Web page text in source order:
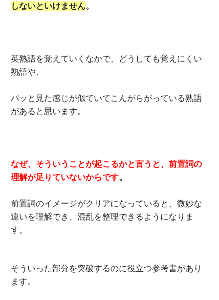
しないといけません。
英熟語を覚えていくなかで、どうしても覚えにくい
熟語や、
パッと見た感じが似ていてこんがらがっている熟語
があると思います。
なぜ、そういうことが起こるかと言うと、前置詞の
理解が足りていないからです。
前置詞のイメージがクリアになっていると、微妙な
違いを理解でき、混乱を整理できるようになりま
す。
そういった部分を突破するのに役立つ参考書があり
ます。